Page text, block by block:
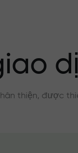
thiện, được